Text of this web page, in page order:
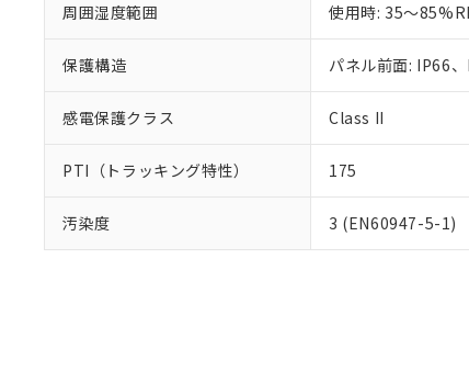
周囲湿度範囲 使用時: 35～
保護構造 パネル前面: IP66
感電保護クラス Class II
PTI（トラッキング特性） 175
汚染度 3 (EN60947-5-1)